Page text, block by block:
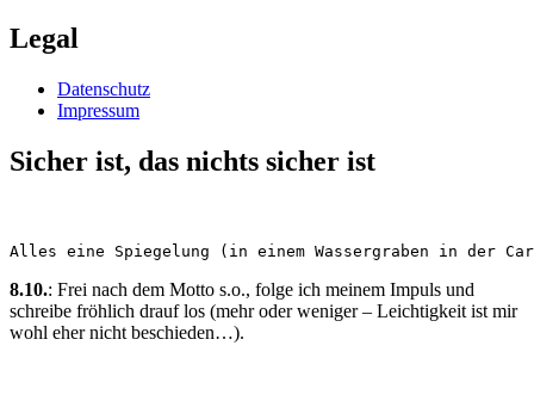
Legal
Datenschutz
Impressum
Sicher ist, das nichts sicher ist
Alles eine Spiegelung (in einem Wassergraben in der
8.10.: Frei nach dem Motto s.o., folge ich meinem Impuls und
schreibe fröhlich drauf los (mehr oder weniger – Leichtigkeit ist mir
wohl eher nicht beschieden…).